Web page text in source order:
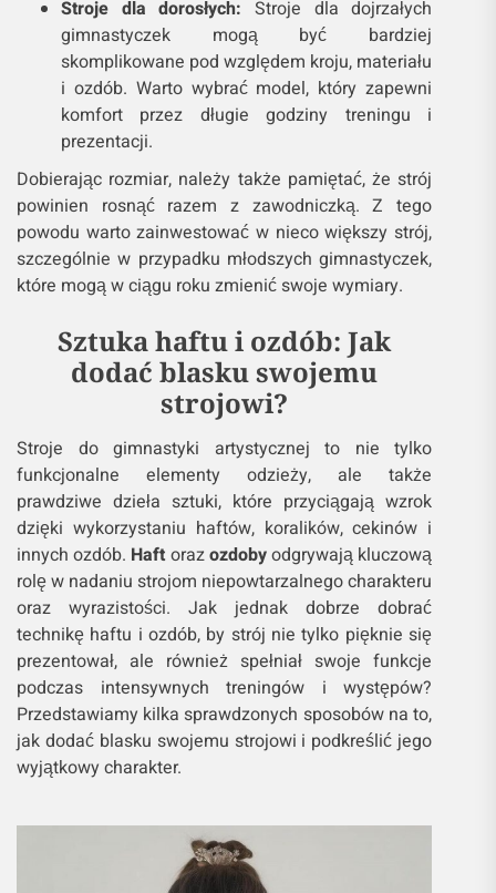
Stroje dla dorosłych: Stroje dla dojrzałych
gimnastyczek mogą być bardziej
skomplikowane pod względem kroju, materiału
i ozdób. Warto wybrać model, który zapewni
komfort przez długie godziny treningu i
prezentacji.
Dobierając rozmiar, należy także pamiętać, że strój
powinien rosnąć razem z zawodniczką. Z tego
powodu warto zainwestować w nieco większy strój,
szczególnie w przypadku młodszych gimnastyczek,
które mogą w ciągu roku zmienić swoje wymiary.
Sztuka haftu i ozdób: Jak
dodać blasku swojemu
strojowi?
Stroje do gimnastyki artystycznej to nie tylko
funkcjonalne elementy odzieży, ale także
prawdziwe dzieła sztuki, które przyciągają wzrok
dzięki wykorzystaniu haftów, koralików, cekinów i
innych ozdób. Haftorazozdobyodgrywają kluczową
rolę w nadaniu strojom niepowtarzalnego charakteru
oraz wyrazistości. Jak jednak dobrze dobrać
technikę haftu i ozdób, by strój nie tylko pięknie się
prezentował, ale również spełniał swoje funkcje
podczas intensywnych treningów i występów?
Przedstawiamy kilka sprawdzonych sposobów na to,
jak dodać blasku swojemu strojowi i podkreślić jego
wyjątkowy charakter.